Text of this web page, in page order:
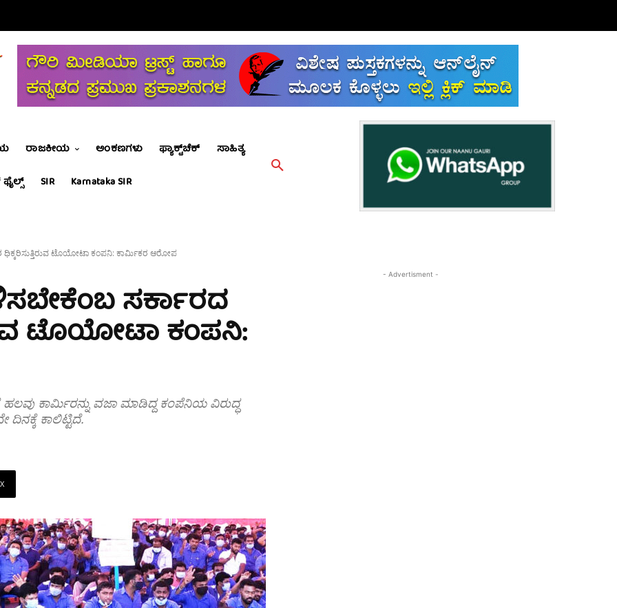
ರಾಜಕೀಯ ಅಂಕಣಗಳು ಫ್ಯಾಕ್ಟ್‌ಚೆಕ್
ಸಾಹಿತ್ಯ
SIR Karnataka SIR
ಟೊಯೋಟಾ ಕಂಪನಿ: ಕಾರ್ಮಿಕರ ಆರೋಪ
ಸರ್ಕಾರದ
ಟೊಯೋಟಾ ಕಂಪನಿ:
ಕಾರ್ಮಿರನ್ನು ವಜಾ ಮಾಡಿದ್ದ ಕಂಪೆನಿಯ ವಿರುದ್ಧ
ದಿನಕ್ಕೆ ಕಾಲಿಟ್ಟಿದೆ.
X
- Advertisment -